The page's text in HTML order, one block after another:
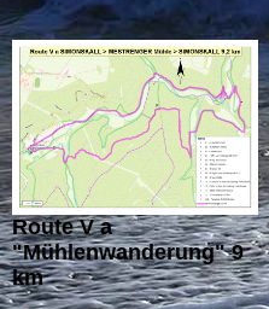
Route V a
"Mühlenwanderung" 9
km